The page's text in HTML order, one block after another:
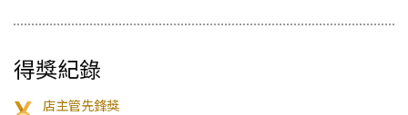
得獎紀錄
店主管先鋒獎